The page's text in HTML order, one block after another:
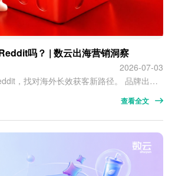
吗？ | 数云出海营销洞察
2026-07-03
判断品牌是否适配 Reddit，找对海外长效获客新路径。 品牌出海营销没有通用模板，打法需要匹配自身品类与用户决策逻辑。 有些品牌适合通过短视频快速扩大声量，有些品牌更依赖搜索广告精准承接需求，而还有一类品牌，用户在购买前需要反复比较、查看评价、阅读真实体验。 对于最后一类品牌来说，Reddit 往往更值得关注。 Reddit 的价值，不只是提供一次曝光机会，而是让品牌真正进入用户提问、比较和讨论…
查看全文